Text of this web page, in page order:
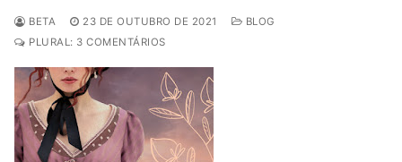
BETA 23 DE OUTUBRO DE 2021
BLOG
PLURAL: 3 COMENTÁRIOS